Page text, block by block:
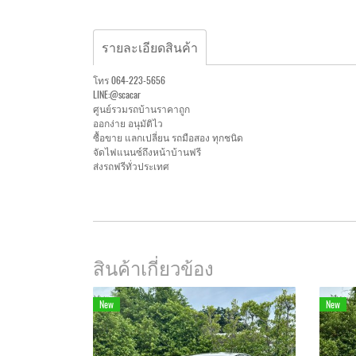
รายละเอียดสินค้า
โทร 064-223-5656
LINE:@scacar
ศูนย์รวมรถบ้านราคาถูก
ออกง่าย อนุมัติไว
ซื้อขาย แลกเปลี่ยน รถมือสอง ทุกชนิด
จัดไฟแนนซ์ถึงหน้าบ้านฟรี
ส่งรถฟรีทั่วประเทศ
สินค้าเกี่ยวข้อง
New New